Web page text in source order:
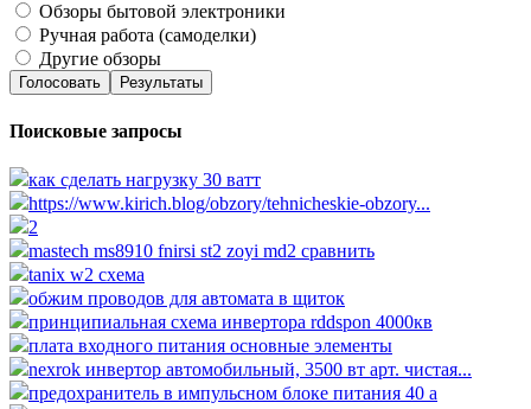
Обзоры бытовой электроники
Ручная работа (самоделки)
Другие обзоры
Голосовать Результаты
Поисковые запросы
как сделать нагрузку 30 ватт
https://www.kirich.blog/obzory/tehnicheskie-obzory...
2
mastech ms8910 fnirsi st2 zoyi md2 сравнить
tanix w2 схема
обжим проводов для автомата в щиток
принципиальная схема инвертора rddspon 4000кв
плата входного питания основные элементы
nexrok инвертор автомобильный, 3500 вт арт. чистая...
предохранитель в импульсном блоке питания 40 а